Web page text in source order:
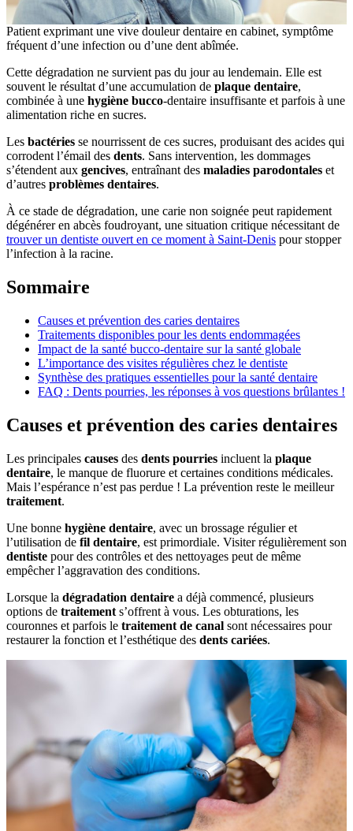
Patient exprimant une vive douleur dentaire en cabinet, symptôme
fréquent d’une infection ou d’une dent abîmée.
Cette dégradation ne survient pas du jour au lendemain. Elle est
souvent le résultat d’une accumulation de plaque dentaire,
combinée à une hygiène bucco-dentaire insuffisante et parfois à une
alimentation riche en sucres.
Les bactéries se nourrissent de ces sucres, produisant des acides qui
corrodent l’émail des dents. Sans intervention, les dommages
s’étendent aux gencives, entraînant des maladies parodontales et
d’autres problèmes dentaires.
À ce stade de dégradation, une carie non soignée peut rapidement
dégénérer en abcès foudroyant, une situation critique nécessitant de
trouver un dentiste ouvert en ce moment à Saint-Denis pour stopper
l’infection à la racine.
Sommaire
Causes et prévention des caries dentaires
Traitements disponibles pour les dents endommagées
Impact de la santé bucco-dentaire sur la santé globale
L’importance des visites régulières chez le dentiste
Synthèse des pratiques essentielles pour la santé dentaire
FAQ : Dents pourries, les réponses à vos questions brûlantes !
Causes et prévention des caries dentaires
Les principales causes des dents pourries incluent la plaque
dentaire, le manque de fluorure et certaines conditions médicales.
Mais l’espérance n’est pas perdue ! La prévention reste le meilleur
traitement.
Une bonne hygiène dentaire, avec un brossage régulier et
l’utilisation de fil dentaire, est primordiale. Visiter régulièrement son
dentiste pour des contrôles et des nettoyages peut de même
empêcher l’aggravation des conditions.
Lorsque la dégradation dentaire a déjà commencé, plusieurs
options de traitement s’offrent à vous. Les obturations, les
couronnes et parfois le traitement de canal sont nécessaires pour
restaurer la fonction et l’esthétique des dents cariées.